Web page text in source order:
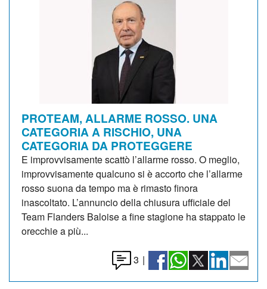
PROTEAM, ALLARME ROSSO. UNA
CATEGORIA A RISCHIO, UNA
CATEGORIA DA PROTEGGERE
E improvvisamente scattò l’allarme rosso. O meglio,
improvvisamente qualcuno si è accorto che l’allarme
rosso suona da tempo ma è rimasto finora
inascoltato. L’annuncio della chiusura ufficiale del
Team Flanders Baloise a fine stagione ha stappato le
orecchie a più...
3 |